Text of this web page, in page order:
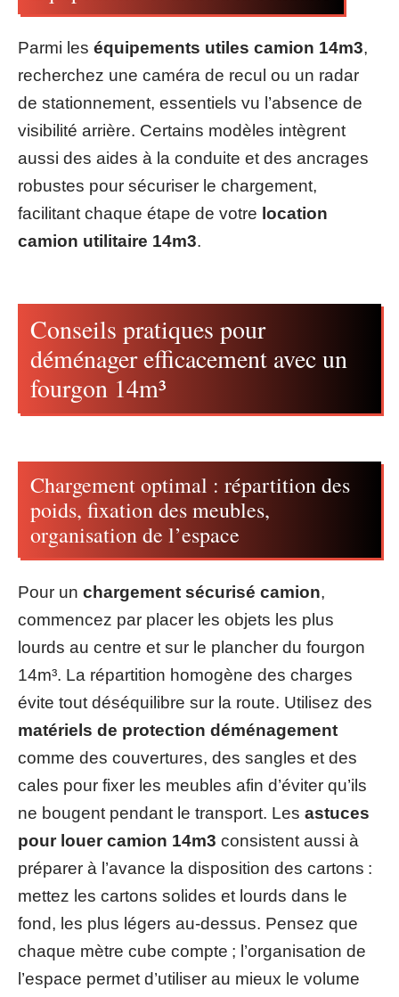
Parmi les équipements utiles camion 14m3,
recherchez une caméra de recul ou un radar
de stationnement, essentiels vu l’absence de
visibilité arrière. Certains modèles intègrent
aussi des aides à la conduite et des ancrages
robustes pour sécuriser le chargement,
facilitant chaque étape de votre location
camion utilitaire 14m3.
Conseils pratiques pour
déménager efficacement avec un
fourgon 14m³
Chargement optimal : répartition des
poids, fixation des meubles,
organisation de l’espace
Pour un chargement sécurisé camion,
commencez par placer les objets les plus
lourds au centre et sur le plancher du fourgon
14m³. La répartition homogène des charges
évite tout déséquilibre sur la route. Utilisez des
matériels de protection déménagement
comme des couvertures, des sangles et des
cales pour fixer les meubles afin d’éviter qu’ils
ne bougent pendant le transport. Les astuces
pour louer camion 14m3 consistent aussi à
préparer à l’avance la disposition des cartons :
mettez les cartons solides et lourds dans le
fond, les plus légers au-dessus. Pensez que
chaque mètre cube compte ; l’organisation de
l’espace permet d’utiliser au mieux le volume